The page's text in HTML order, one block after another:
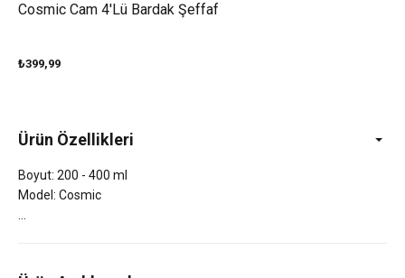
Cosmic Cam 4'lü Bardak Şeffaf
₺399,99
Ürün Özellikleri
Boyut: 200 - 400 ml
Model: Cosmic